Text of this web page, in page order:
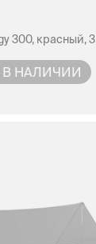
300, красный, 3
В НАЛИЧИИ